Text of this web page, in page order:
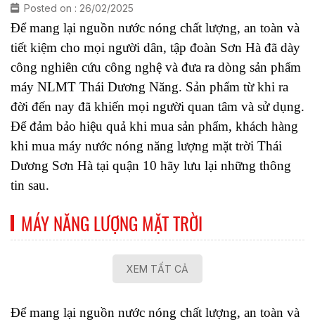
Posted on : 26/02/2025
Để mang lại nguồn nước nóng chất lượng, an toàn và
tiết kiệm cho mọi người dân, tập đoàn Sơn Hà đã dày
công nghiên cứu công nghệ và đưa ra dòng sản phẩm
máy NLMT Thái Dương Năng. Sản phẩm từ khi ra
đời đến nay đã khiến mọi người quan tâm và sử dụng.
Để đảm bảo hiệu quả khi mua sản phẩm, khách hàng
khi mua máy nước nóng năng lượng mặt trời Thái
Dương Sơn Hà tại quận 10 hãy lưu lại những thông
tin sau.
MÁY NĂNG LƯỢNG MẶT TRỜI
XEM TẤT CẢ
Để mang lại nguồn nước nóng chất lượng, an toàn và